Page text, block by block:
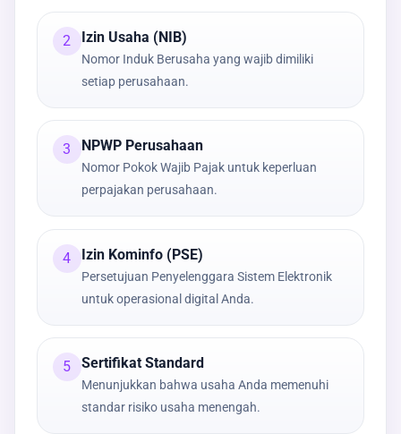
2 Izin Usaha (NIB)
Nomor Induk Berusaha yang wajib dimiliki
setiap perusahaan.
3 NPWP Perusahaan
Nomor Pokok Wajib Pajak untuk keperluan
perpajakan perusahaan.
4 Izin Kominfo (PSE)
Persetujuan Penyelenggara Sistem Elektronik
untuk operasional digital Anda.
5 Sertifikat Standard
Menunjukkan bahwa usaha Anda memenuhi
standar risiko usaha menengah.